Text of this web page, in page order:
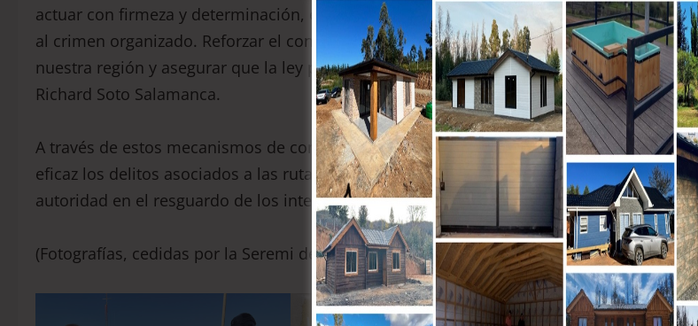
actuar con firmeza y determinación, estamos consolidando una estrategia robusta que
al crimen organizado. Reforzar el control en nuestros puertos es vital para proteger la
nuestra región y asegurar que la ley prevalezca en cada rincón de nuestro territorio»,
Richard Soto Salamanca.
​A través de estos mecanismos de control y prevención, la Seremía busca no sólo
eficaz los delitos asociados a las rutas marítimas, sino también enviar una señal clara
autoridad en el resguardo de los intereses ciudadanos.
(Fotografías, cedidas por la Seremi de Seguridad Pública)